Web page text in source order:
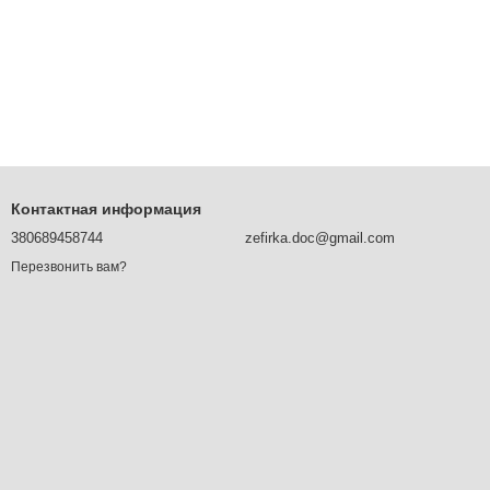
Контактная информация
380689458744
Перезвонить вам?
zefirka.doc@gmail.com